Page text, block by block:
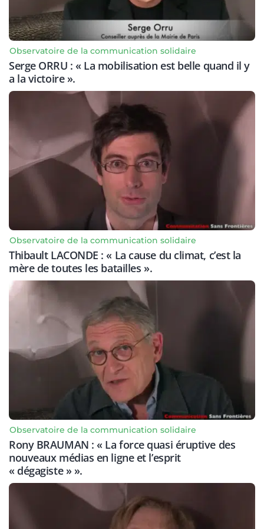
Observatoire de la communication solidaire
Serge ORRU : « La mobilisation est belle quand il y
a la victoire ».
Observatoire de la communication solidaire
Thibault LACONDE : « La cause du climat, c’est la
mère de toutes les batailles ».
Observatoire de la communication solidaire
Rony BRAUMAN : « La force quasi éruptive des
nouveaux médias en ligne et l’esprit
« dégagiste » ».